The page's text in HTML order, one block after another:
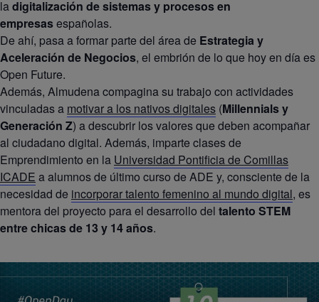
ladigitalización de sistemas y procesos en
empresasespañolas.
De ahí, pasa a formar parte del área de Estrategia y
Aceleración de Negocios, el embrión de lo que hoy en día es
Open Future.
Además, Almudena compagina su trabajo con actividades
vinculadas a motivar a los nativos digitales (Millennials y
Generación Z) a descubrir los valores que deben acompañar
al ciudadano digital. Además, imparte clases de
Emprendimiento en la Universidad Pontificia de Comillas
ICADE a alumnos de último curso de ADE y, consciente de la
necesidad de incorporar talento femenino al mundo digital, es
mentora del proyecto para el desarrollo del talento STEM
entre chicas de 13 y 14 años.